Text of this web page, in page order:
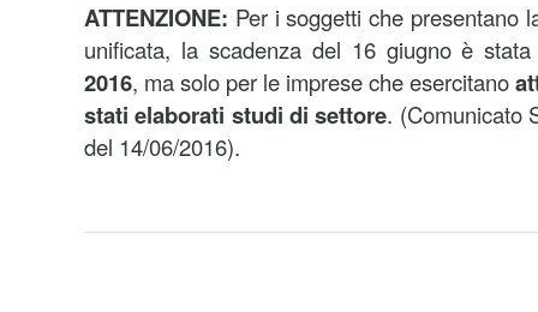
ATTENZIONE: Per i soggetti che presentano
unificata, la scadenza del 16 giugno è
2016, ma solo per le imprese che esercitano
stati elaborati studi di settore. (Comunicato
del 14/06/2016).